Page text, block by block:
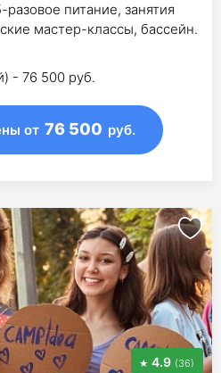
питание, занятия
мастер-классы, бассейн.
- 76 500 руб.
от 76 500 руб.
4.9 (36)